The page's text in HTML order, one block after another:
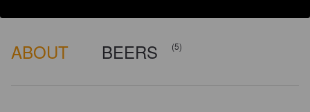
ABOUT BEERS (5)